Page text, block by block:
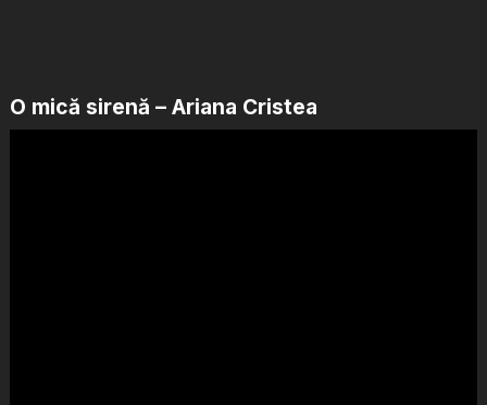
O mică sirenă – Ariana Cristea